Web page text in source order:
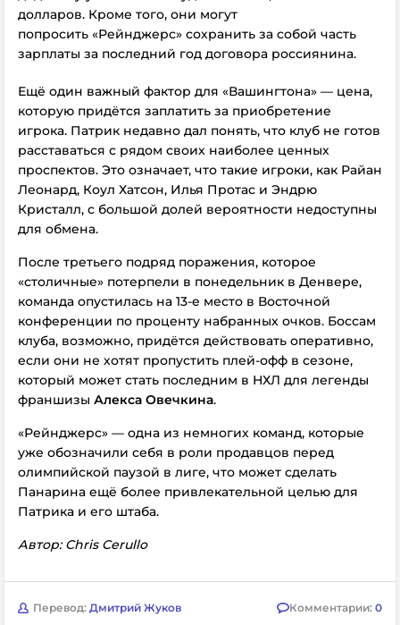
долларов. Кроме того, они могут
попросить «Рейнджерс» сохранить за собой часть
зарплаты за последний год договора россиянина.
Ещё один важный фактор для «Вашингтона» — цена,
которую придётся заплатить за приобретение
игрока. Патрик недавно дал понять, что клуб не готов
расставаться с рядом своих наиболее ценных
проспектов. Это означает, что такие игроки, как Райан
Леонард, Коул Хатсон, Илья Протас и Эндрю
Кристалл, с большой долей вероятности недоступны
для обмена.
После третьего подряд поражения, которое
«столичные» потерпели в понедельник в Денвере,
команда опустилась на 13-е место в Восточной
конференции по проценту набранных очков. Боссам
клуба, возможно, придётся действовать оперативно,
если они не хотят пропустить плей-офф в сезоне,
который может стать последним в НХЛ для легенды
франшизы Алекса Овечкина.
«Рейнджерс» — одна из немногих команд, которые
уже обозначили себя в роли продавцов перед
олимпийской паузой в лиге, что может сделать
Панарина ещё более привлекательной целью для
Патрика и его штаба.
Автор: Chris Cerullo
Перевод: Дмитрий Жуков Комментарии: 0